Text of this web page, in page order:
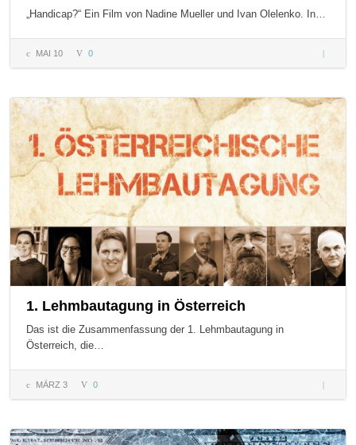
„Handicap?“ Ein Film von Nadine Mueller und Ivan Olelenko. In…
MAI 10 0
1. Lehmbautagung in Österreich
Das ist die Zusammenfassung der 1. Lehmbautagung in
Österreich, die…
MÄRZ 3 0